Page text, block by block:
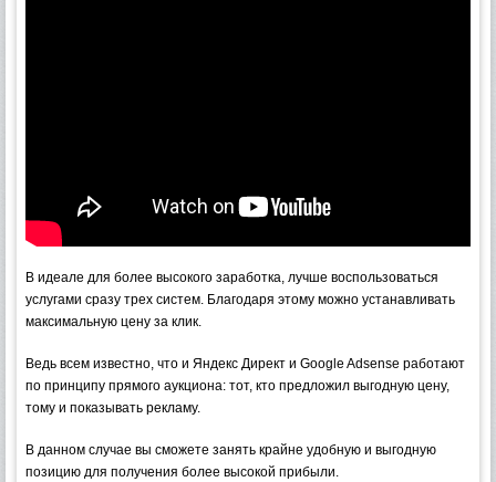
В идеале для более высокого заработка, лучше воспользоваться
услугами сразу трех систем. Благодаря этому можно устанавливать
максимальную цену за клик.
Ведь всем известно, что и Яндекс Директ и Google Adsense работают
по принципу прямого аукциона: тот, кто предложил выгодную цену,
тому и показывать рекламу.
В данном случае вы сможете занять крайне удобную и выгодную
позицию для получения более высокой прибыли.